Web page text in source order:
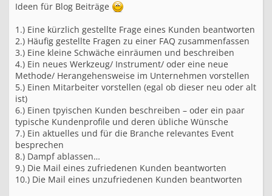
Ideen für Blog Beiträge
1.) Eine kürzlich gestellte Frage eines Kunden beantworten
2.) Häufig gestellte Fragen zu einer FAQ zusammenfassen
3.) Eine kleine Schwäche einräumen und beschreiben
4.) Ein neues Werkzeug/ Instrument/ oder eine neue
Methode/ Herangehensweise im Unternehmen vorstellen
5.) Einen Mitarbeiter vorstellen (egal ob dieser neu oder alt
ist)
6.) Einen tpyischen Kunden beschreiben – oder ein paar
typische Kundenprofile und deren übliche Wünsche
7.) Ein aktuelles und für die Branche relevantes Event
besprechen
8.) Dampf ablassen…
9.) Die Mail eines zufriedenen Kunden beantworten
10.) Die Mail eines unzufriedenen Kunden beantworten